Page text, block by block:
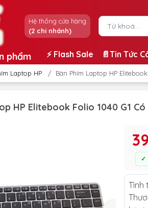
Hệ thống cửa hàng
(2 chi nhánh)
phẩm ⚡️ Flash Sale 📄Tin Tức
Laptop HP / Bàn Phím Laptop HP
HP Elitebook Folio 1040 G1 Có
Tình